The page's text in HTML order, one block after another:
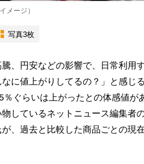
メージ）
写真3枚
、円安などの影響で、日常利用
に値上がりしてるの？」と感じ
ぐらいは上がったとの体感値が
しているネットニュース編集者
、過去と比較した商品ごとの現